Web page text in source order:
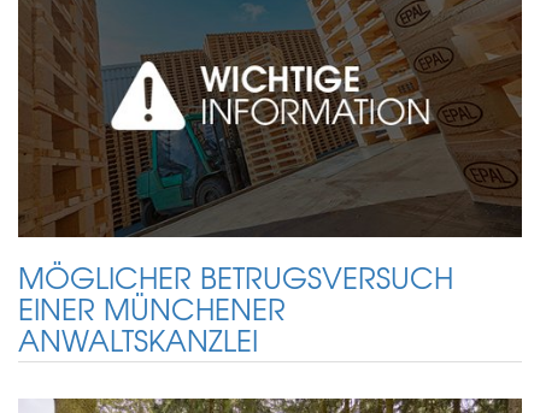
MÖGLICHER BETRUGSVERSUCH
EINER MÜNCHENER
ANWALTSKANZLEI